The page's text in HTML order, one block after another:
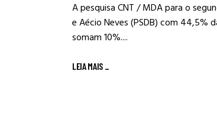
A pesquisa CNT / MDA para o
e Aécio Neves (PSDB) com 44,5%
somam 10%....
LEIA MAIS _